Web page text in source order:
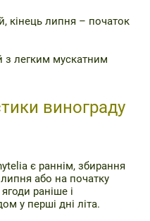
кінець липня – початок
з легким мускатним
винограду
є раннім, збирання
або на початку
раніше і
у перші дні літа.